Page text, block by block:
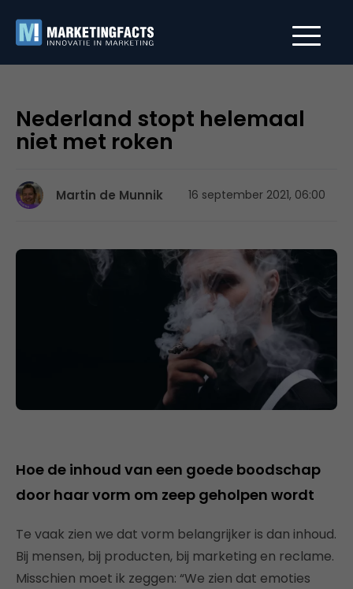
Nederland stopt helemaal
niet met roken
Martin de Munnik 16 september 2021, 06:00
Hoe de inhoud van een goede boodschap
door haar vorm om zeep geholpen wordt
Te vaak zien we dat vorm belangrijker is dan inhoud.
Bij mensen, bij producten, bij marketing en reclame.
Misschien moet ik zeggen: “We zien dat emoties